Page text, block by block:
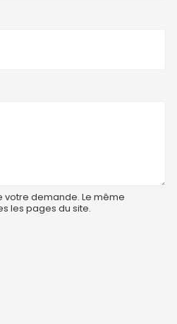
votre demande. Le même
les pages du site.